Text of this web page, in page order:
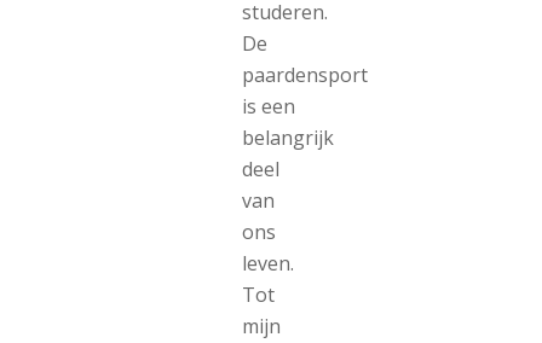
studeren.
De
paardensport
is een
belangrijk
deel
van
ons
leven.
Tot
mijn